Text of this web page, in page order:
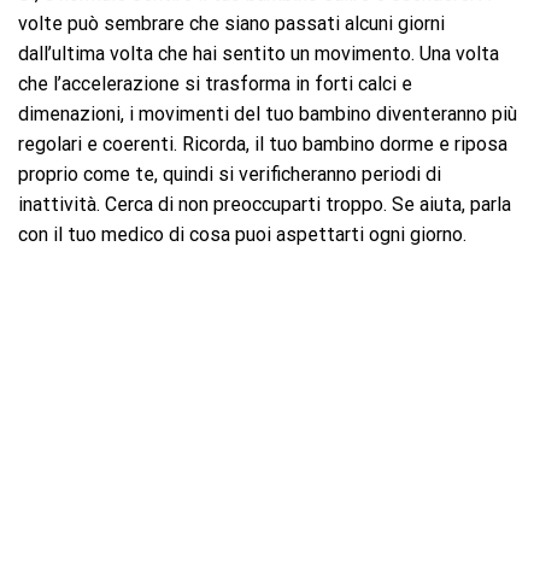
volte può sembrare che siano passati alcuni giorni
dall’ultima volta che hai sentito un movimento. Una volta
che l’accelerazione si trasforma in forti calci e
dimenazioni, i movimenti del tuo bambino diventeranno più
regolari e coerenti. Ricorda, il tuo bambino dorme e riposa
proprio come te, quindi si verificheranno periodi di
inattività. Cerca di non preoccuparti troppo. Se aiuta, parla
con il tuo medico di cosa puoi aspettarti ogni giorno.